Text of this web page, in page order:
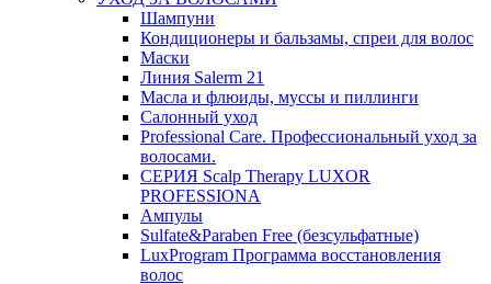
Шампуни
Кондиционеры и бальзамы, спреи для волос
Маски
Линия Salerm 21
Масла и флюиды, муссы и пиллинги
Салонный уход
Professional Care. Профессиональный уход за
волосами.
СЕРИЯ Scalp Therapy LUXOR
PROFESSIONA
Ампулы
Sulfate&Paraben Free (безсульфатные)
LuxProgram Программа восстановления
волос